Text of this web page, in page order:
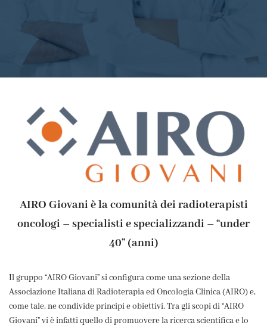
AIRO Giovani è la comunità dei radioterapisti
oncologi – specialisti e specializzandi – “under
40” (anni)
Il gruppo “AIRO Giovani” si configura come una sezione della
Associazione Italiana di Radioterapia ed Oncologia Clinica (AIRO) e,
come tale, ne condivide principi e obiettivi. Tra gli scopi di “AIRO
Giovani” vi è infatti quello di promuovere la ricerca scientifica e lo